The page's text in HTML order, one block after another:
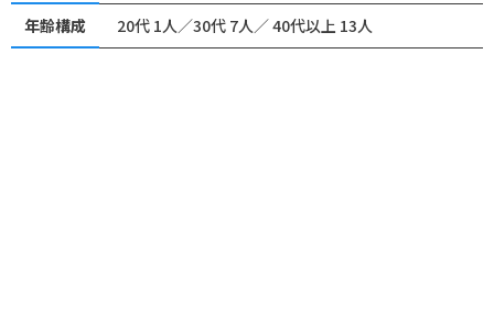
年齢構成
20代 1人／30代 7人／ 40代以上 13人